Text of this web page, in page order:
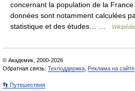
concernant la population de la
données sont notamment calculées
statistique et des études… …
© Академик, 2000-2026
Обратная связь: Техподдержка Реклама на сайте
👣 Путешествия